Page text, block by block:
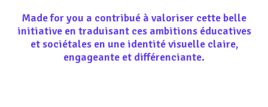
Made foryou a contribué à valoriser cette belle
initiative en traduisant ces ambitions éducatives
et sociétales en une identité visuelleclaire,
engageante et différenciante.